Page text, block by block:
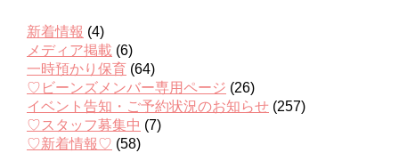
新着情報 (4)
メディア掲載 (6)
一時預かり保育 (64)
♡ビーンズメンバー専用ページ (26)
イベント告知・ご予約状況のお知らせ (257)
♡スタッフ募集中 (7)
♡新着情報♡ (58)